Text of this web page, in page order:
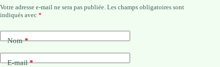
Votre adresse e-mail ne sera pas publiée. Les champs obligatoires sont
indiqués avec *
Nom*
E-mail*